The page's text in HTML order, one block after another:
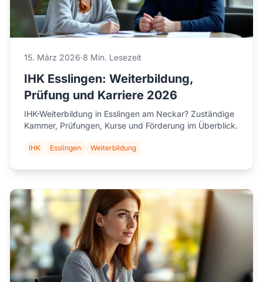
15. März 2026·8 Min. Lesezeit
IHK Esslingen: Weiterbildung,
Prüfung und Karriere 2026
IHK-Weiterbildung in Esslingen am Neckar? Zuständige
Kammer, Prüfungen, Kurse und Förderung im Überblick.
IHK Esslingen Weiterbildung